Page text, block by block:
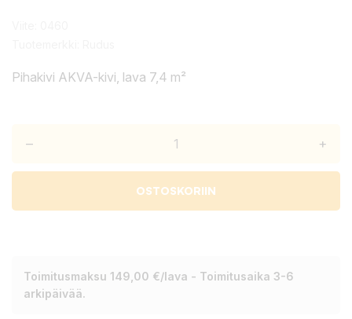
Pihakivi AKVA-kivi, lava 7,4 m²
– +
OSTOSKORIIN
Toimitusmaksu 149,00 €/lava - Toimitusaika 3-6
arkipäivää.